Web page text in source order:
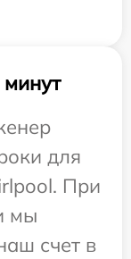
для
При
мы
счет в